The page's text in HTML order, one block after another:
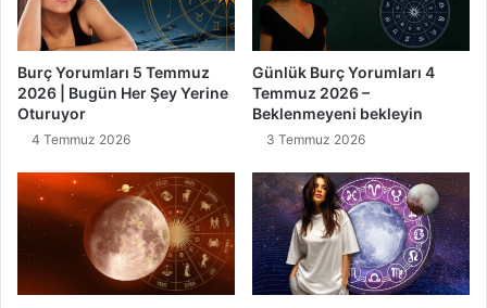
Burç Yorumları 5 Temmuz
2026 | Bugün Her Şey Yerine
Oturuyor
4 Temmuz 2026
Günlük Burç Yorumları 4
Temmuz 2026 –
Beklenmeyeni bekleyin
3 Temmuz 2026